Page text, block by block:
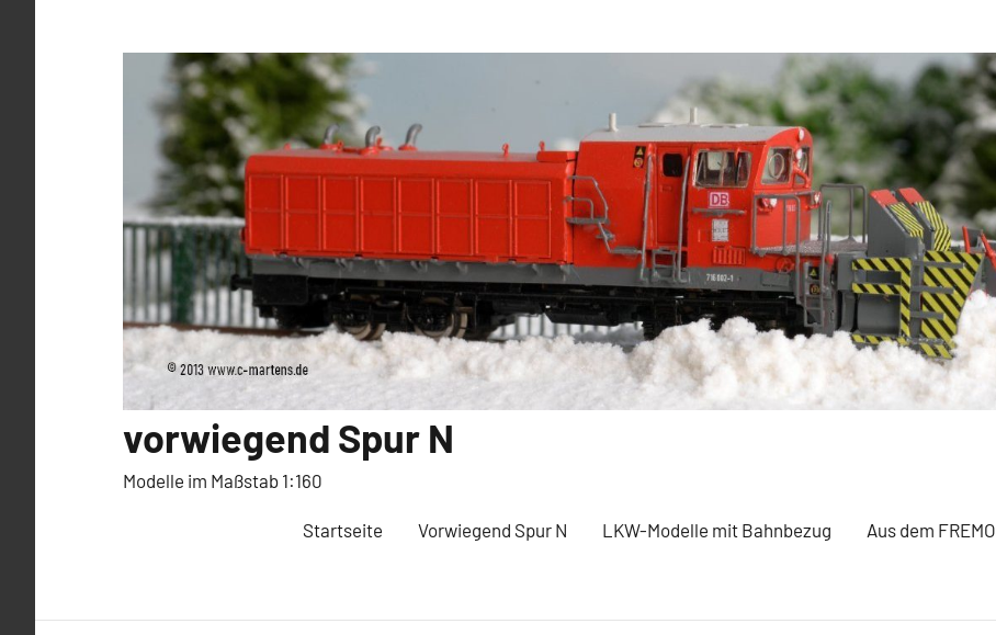
vorwiegend Spur N
Modelle im Maßstab 1:160
Startseite Vorwiegend Spur N LKW-Modelle mit Bahnbezug Aus dem FREMO